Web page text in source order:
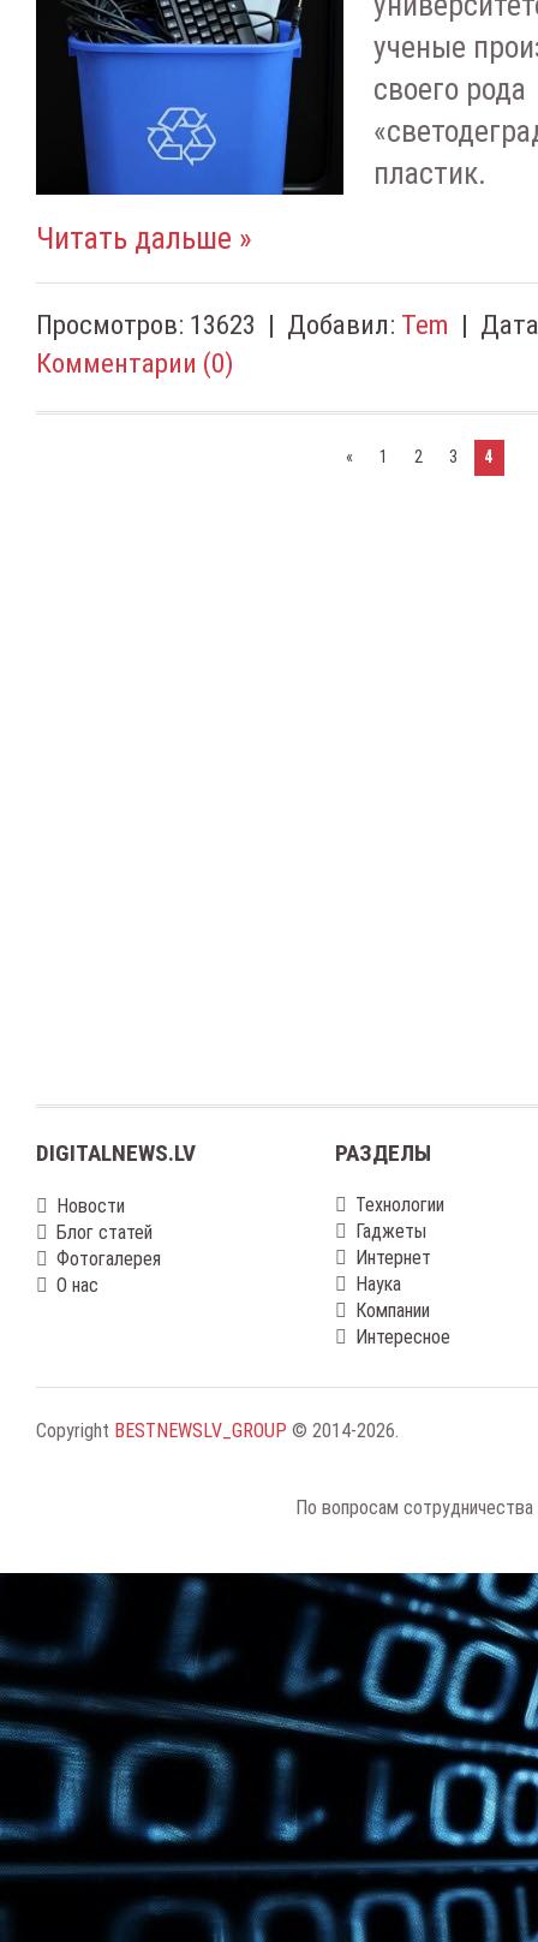
ученые
своего рода
пластик.
Читать дальше »
Просмотров: 13623 | Добавил: Tem |
Комментарии (0)
« 1 2 3 4
DIGITALNEWS.LV
Новости
Блог статей
Фотогалерея
О нас
РАЗДЕЛЫ
Технологии
Гаджеты
Интернет
Наука
Компании
Интересное
Copyright BESTNEWSLV_GROUP © 2014-2026.
По вопросам